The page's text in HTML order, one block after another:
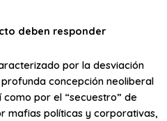
deben responder
por la desviación
concepción neoliberal
por el “secuestro” de
mafias políticas y corporativas,